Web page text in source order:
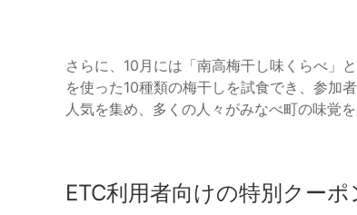
さらに、10月には「南高梅干し味くらべ」
を使った10種類の梅干しを試食でき、参加
人気を集め、多くの人々がみなべ町の味覚を
ETC利用者向けの特別クーポ